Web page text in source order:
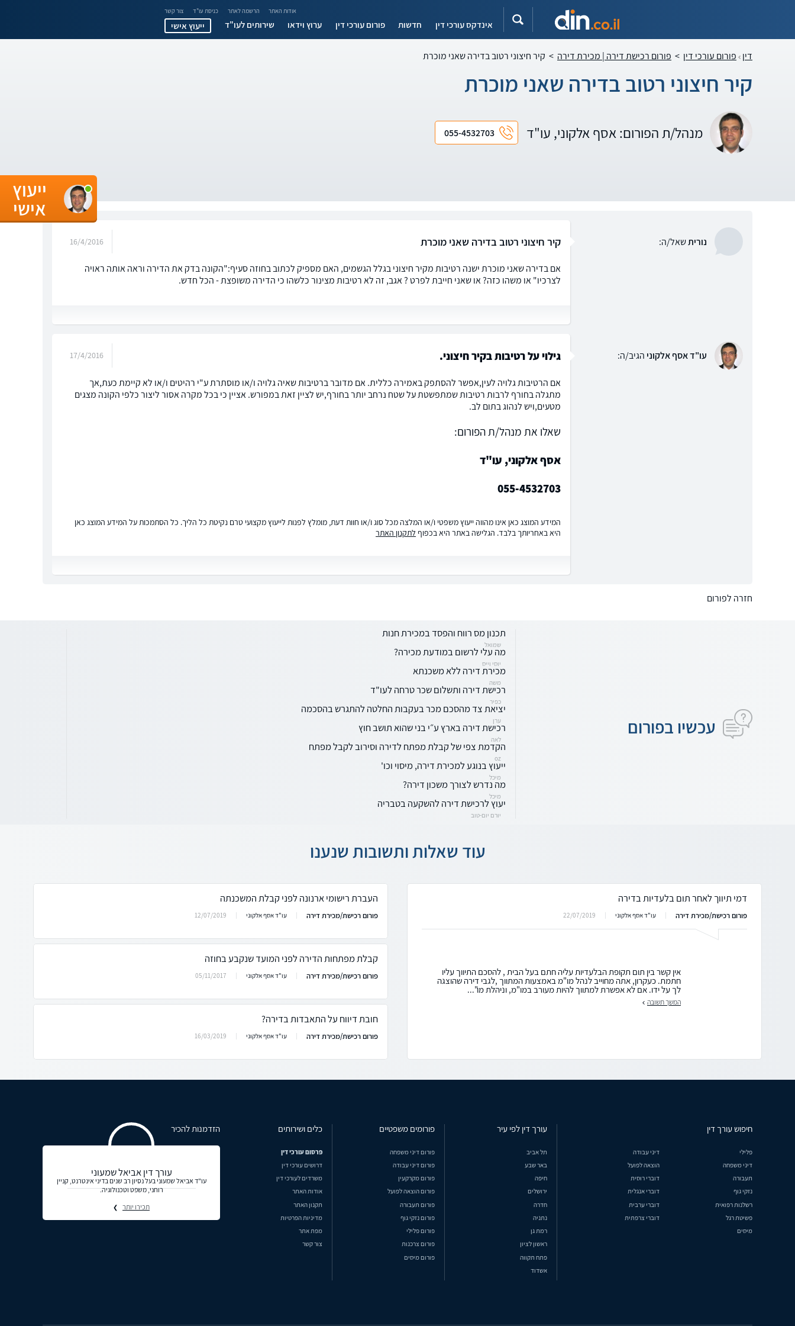
אודות האתר הרשמה לאתר כניסת עו"ד צור קשר
אינדקס עורכי דין חדשות פורום עורכי דין ערוץ וידאו שירותים לעו"ד ייעוץ אישי
דין פורום עורכי דין > פורום רכישת דירה | מכירת דירה > קיר חיצוני רטוב בדירה שאני מוכרת
קיר חיצוני רטוב בדירה שאני מוכרת
מנהל/ת הפורום: אסף אלקוני, עו"ד 055-4532703
נוריתשאל/ה: קיר חיצוני רטוב בדירה שאני מוכרת 16/4/2016
אם בדירה שאני מוכרת ישנה רטיבות מקיר חיצוני בגלל הגשמים, האם מספיק לכתוב בחוזה סעיף:"הקונה בדק את הדירה וראה אותה ראויה
לצרכיו" או משהו כזה? או שאני חייבת לפרט ? אגב, זה לא רטיבות מצינור כלשהו כי הדירה משופצת - הכל חדש.
עו"ד אסף אלקוני הגיב/ה: גילוי על רטיבות בקיר חיצוני. 17/4/2016
אם הרטיבות גלויה לעין,אפשר להסתפק באמירה כללית. אם מדובר ברטיבות שאיה גלויה ו/או מוסתרת ע"י רהיטים ו/או לא קיימת כעת,אך
מתגלה בחורף לרבות רטיבות שמתפשטת על שטח נרחב יותר בחורף,יש לציין זאת במפורש. אציין כי בכל מקרה אסור ליצור כלפי הקונה מצגים
מטעים,ויש לנהוג בתום לב.
שאלו את מנהל/ת הפורום:
אסף אלקוני, עו"ד
055-4532703
המידע המוצג כאן אינו מהווה ייעוץ משפטי ו/או המלצה מכל סוג ו/או חוות דעת, מומלץ לפנות לייעוץ מקצועי טרם נקיטת כל הליך. כל הסתמכות על המידע המוצג כאן
היא באחריותך בלבד. הגלישה באתר היא בכפוף לתקנון האתר
חזרה לפורום
עכשיו בפורום
תכנון מס רווח והפסד במכירת חנות
שמואל
מה עלי לרשום במודעת מכירה?
יוסי וייס
מכירת דירה ללא משכנתא
משה
רכישת דירה ותשלום שכר טרחה לעו"ד
כפיר
יציאת צד מהסכם מכר בעקבות החלטה להתגרש בהסכמה
ערן
רכישת דירה בארץ ע״י בני שהוא תושב חוץ
לאה
הקדמת צפי של קבלת מפתח לדירה וסירוב לקבל מפתח
oz
ייעוץ בנוגע למכירת דירה, מיסוי וכו'
מיכל
מה נדרש לצורך משכון דירה?
מיכל
יעוץ לרכישת דירה להשקעה בטבריה
יורם יום-טוב
עוד שאלות ותשובות שנענו
דמי תיווך לאחר תום בלעדיות בדירה
פורום רכישת/מכירת דירה עו"ד אסף אלקוני 22/07/2019
אין קשר בין תום תקופת הבלעדיות עליה חתם בעל הבית , להסכם התיווך עליו
חתמת. כעקרון, אתה מחוייב לנהל מו"מ באמצעות המתווך ,לגבי דירה שהוצגה
לך על ידו. אם לא אפשרת למתווך להיות מעורב במו"מ, וניהלת מו"...
המשך תשובה
העברת רישומי ארנונה לפני קבלת המשכנתה
פורום רכישת/מכירת דירה עו"ד אסף אלקוני 12/07/2019
קבלת מפתחות הדירה לפני המועד שנקבע בחוזה
פורום רכישת/מכירת דירה עו"ד אסף אלקוני 05/11/2017
חובת דיווח על התאבדות בדירה?
פורום רכישת/מכירת דירה עו"ד אסף אלקוני 16/03/2019
ייעוץ
אישי
חיפוש עורך דין
פלילי
דיני עבודה
דיני משפחה
הוצאה לפועל
תעבורה
דוברי רוסית
נזקי גוף
דוברי אנגלית
רשלנות רפואית
דוברי ערבית
פשיטת רגל
דוברי צרפתית
מיסים
עורך דין לפי עיר
תל אביב
באר שבע
חיפה
ירושלים
חדרה
נתניה
רמת גן
ראשון לציון
פתח תקווה
אשדוד
פורומים משפטיים
פורום דיני משפחה
פורום דיני עבודה
פורום מקרקעין
פורום הוצאה לפועל
פורום תעבורה
פורום נזקי גוף
פורום פלילי
פורום צרכנות
פורום מיסים
כלים ושירותים
פרסום עורכי דין
דרושים עורכי דין
משרדים לעורכי דין
אודות האתר
תקנון האתר
מדיניות הפרטיות
מפת אתר
צור קשר
הזדמנות להכיר
עורך דין אביאל שמעוני
עו"ד אביאל שמעוני בעל נסיון רב שנים בדיני אינטרנט, קניין
רוחני, משפט וטכנולוגיה.
תכירו יותר